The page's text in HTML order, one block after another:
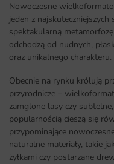
Nowoczesne
jeden z
spektakularną
odchodzą od nudnych,
oraz unikalnego charakteru.
Obecnie na rynku królują
przyrodnicze –
zamglone lasy czy
popularnością cieszą się
przypominające
naturalne materiały, takie
żyłkami czy postarzane